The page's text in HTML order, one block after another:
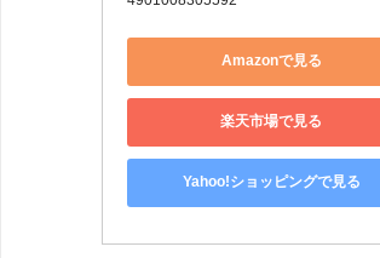
Amazonで見る
楽天市場で見る
Yahoo!ショッピングで見る